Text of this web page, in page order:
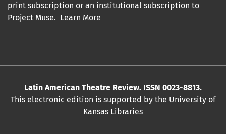
print subscription or an institutional subscription to
Project Muse. Learn More
Latin American Theatre Review. ISSN 0023-8813.
This electronic edition is supported by the University of
Kansas Libraries